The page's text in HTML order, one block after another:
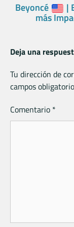
Beyoncé |
más
Deja una
Tu dirección de
campos
Comentario *